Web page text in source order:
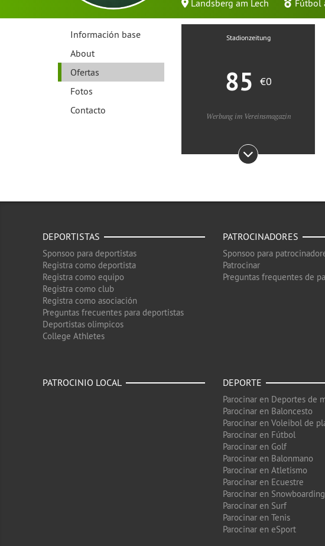
Landsberg am Lech Fútbol
Información base
About
Ofertas
Fotos
Contacto
Stadionzeitung
85 €0
Werbung im Vereinsmagazin
DEPORTISTAS
Sponsoo para deportistas
Registra como deportista
Registra como equipo
Registra como club
Registra como asociación
Preguntas frecuentes para deportistas
Deportistas olimpicos
College Athletes
PATROCINADORES
Sponsoo para
Patrocinar
Preguntas frequentes de
PATROCINIO LOCAL DEPORTE
Parocinar en Deportes de
Parocinar en Baloncesto
Parocinar en Voleibol de
Parocinar en Fútbol
Parocinar en Golf
Parocinar en Balonmano
Parocinar en Atletismo
Parocinar en Ecuestre
Parocinar en Snowboarding
Parocinar en Surf
Parocinar en Tenis
Parocinar en eSport